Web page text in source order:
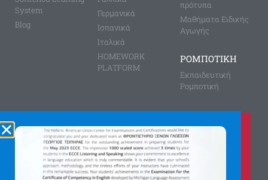
System
Blog
Γερμανικά
Ισπανικά
Ιταλικά
HOMEWORK
PLATFORM
πρότυπα
Μαθήματα Ειδικής
Αγωγής
ΡΟΜΠΟΤΙΚΗ
Εκπαιδευτική
Ρομποτική
Καλέστε μας τώρα στο
210 8028149
για περισσότερες πληροφορίες